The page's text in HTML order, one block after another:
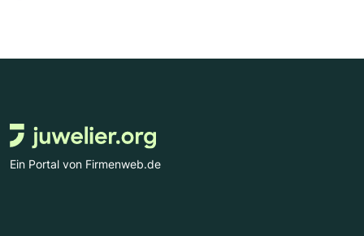
Ein Portal von Firmenweb.de